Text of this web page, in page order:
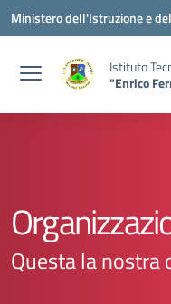
Vai ai contenuti
Vai al menu di navigazione
Vai al footer
Ministero dell'Istruzione e
Istituto
"Enrico
Questa la nostra